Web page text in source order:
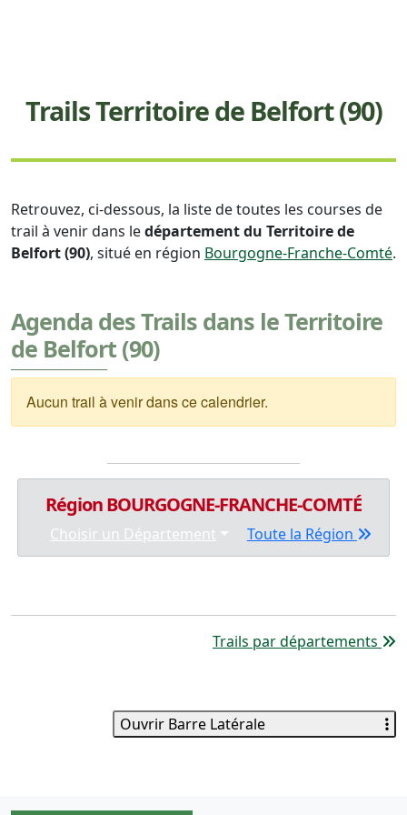
Trails Territoire de Belfort (90)
Retrouvez, ci-dessous, la liste de toutes les courses de
trail à venir dans ledépartement du Territoire de
Belfort (90), situé en région Bourgogne-Franche-Comté.
Agenda des Trails dans le Territoire
de Belfort (90)
Aucun trail à venir dans ce calendrier.
Région BOURGOGNE-FRANCHE-COMTÉ
Choisir un Département Toute la Région
Trails par départements
Ouvrir Barre Latérale